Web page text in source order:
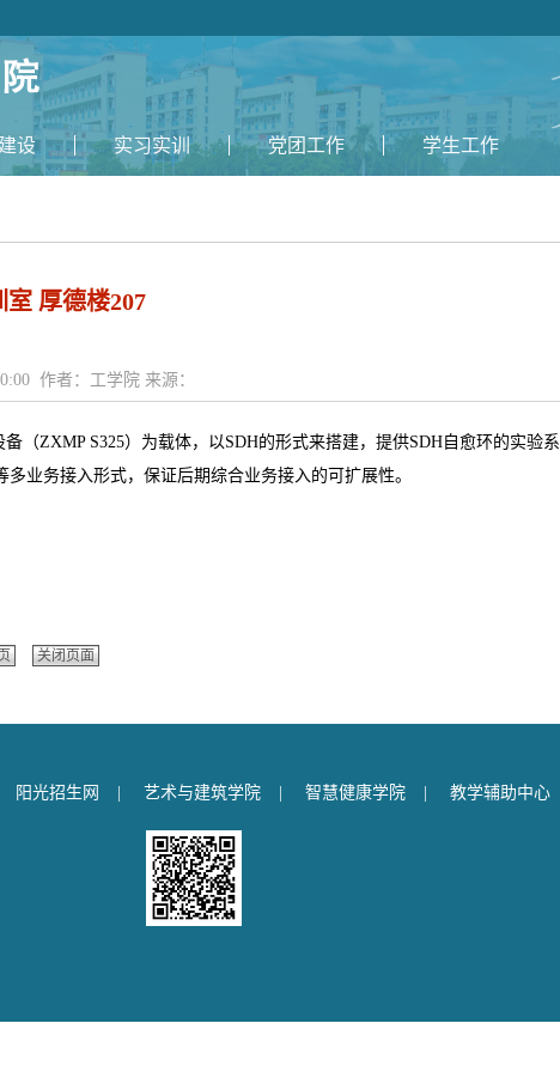
设 实习实训 党团工作 学生工作
厚德楼207
作者：工学院 来源：
ZXMP S325）为载体，以SDH的形式来搭建，提供SDH自愈环的实验系
业务接入形式，保证后期综合业务接入的可扩展性。
关闭页面
阳光招生网 艺术与建筑学院 智慧健康学院 教学辅助中心